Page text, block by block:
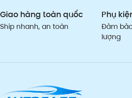
Giao hàng toàn quốc
Ship nhanh, an toàn
Phụ
Đảm
lượng